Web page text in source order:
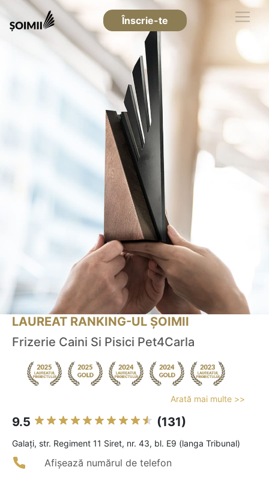
Înscrie-te
LAUREAT RANKING-UL ȘOIMII
Frizerie Caini Si Pisici Pet4Carla
Arată mai multe >>
9.5 (131)
Galaţi, str. Regiment 11 Siret, nr. 43, bl. E9 (langa Tribunal)
Afișează numărul de telefon